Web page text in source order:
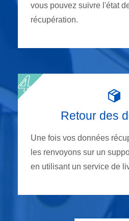
vous pouvez suivre l'état
récupération.
Retour des
Une fois vos données
les renvoyons sur un
en utilisant un service de